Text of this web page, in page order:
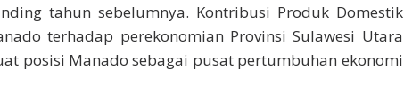
tahun sebelumnya. Kontribusi Produk Domestik
terhadap perekonomian Provinsi Sulawesi Utara
posisi Manado sebagai pusat pertumbuhan ekonomi